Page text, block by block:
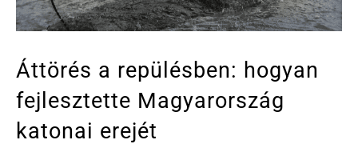
Áttörés a repülésben: hogyan
fejlesztette Magyarország
katonai erejét